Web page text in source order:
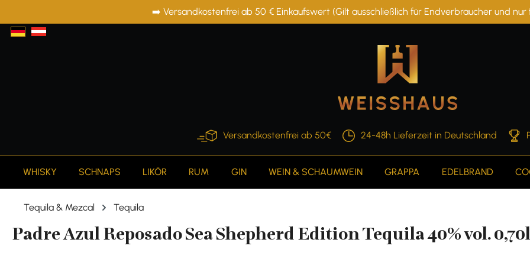
Zur Hauptnavigation springen➡️ Versandkostenfrei ab 50 € Einkaufswert (Gilt ausschließlich für Endverbraucher und
Versandkostenfrei ab 50€ 24-48h Lieferzeit in Deutschland
WHISKY SCHNAPS LIKÖR RUM GIN WEIN & SCHAUMWEIN GRAPPA EDELBRAND
Tequila & Mezcal Tequila
Padre Azul Reposado Sea Shepherd Edition Tequila 40% vol. 0,70l